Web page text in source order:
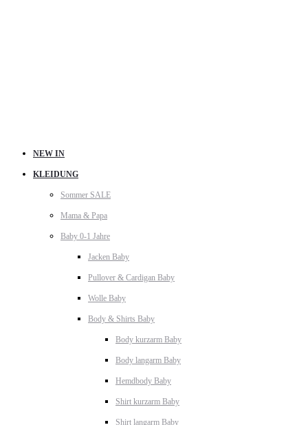
NEW IN
KLEIDUNG
Sommer SALE
Mama & Papa
Baby 0-1 Jahre
Jacken Baby
Pullover & Cardigan Baby
Wolle Baby
Body & Shirts Baby
Body kurzarm Baby
Body langarm Baby
Hemdbody Baby
Shirt kurzarm Baby
Shirt langarm Baby